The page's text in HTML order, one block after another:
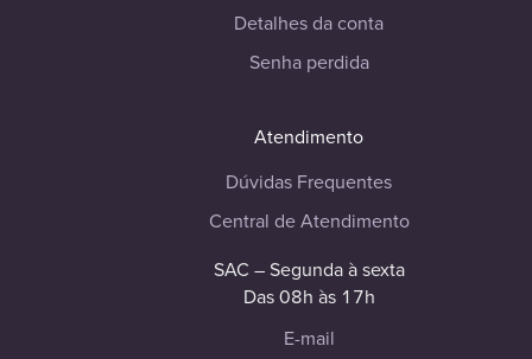
Detalhes da conta
Senha perdida
Atendimento
Dúvidas Frequentes
Central de Atendimento
SAC – Segunda à sexta
Das 08h às 17h
E-mail